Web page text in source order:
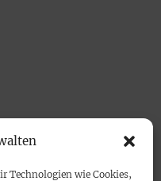
Technologien wie Cookies,